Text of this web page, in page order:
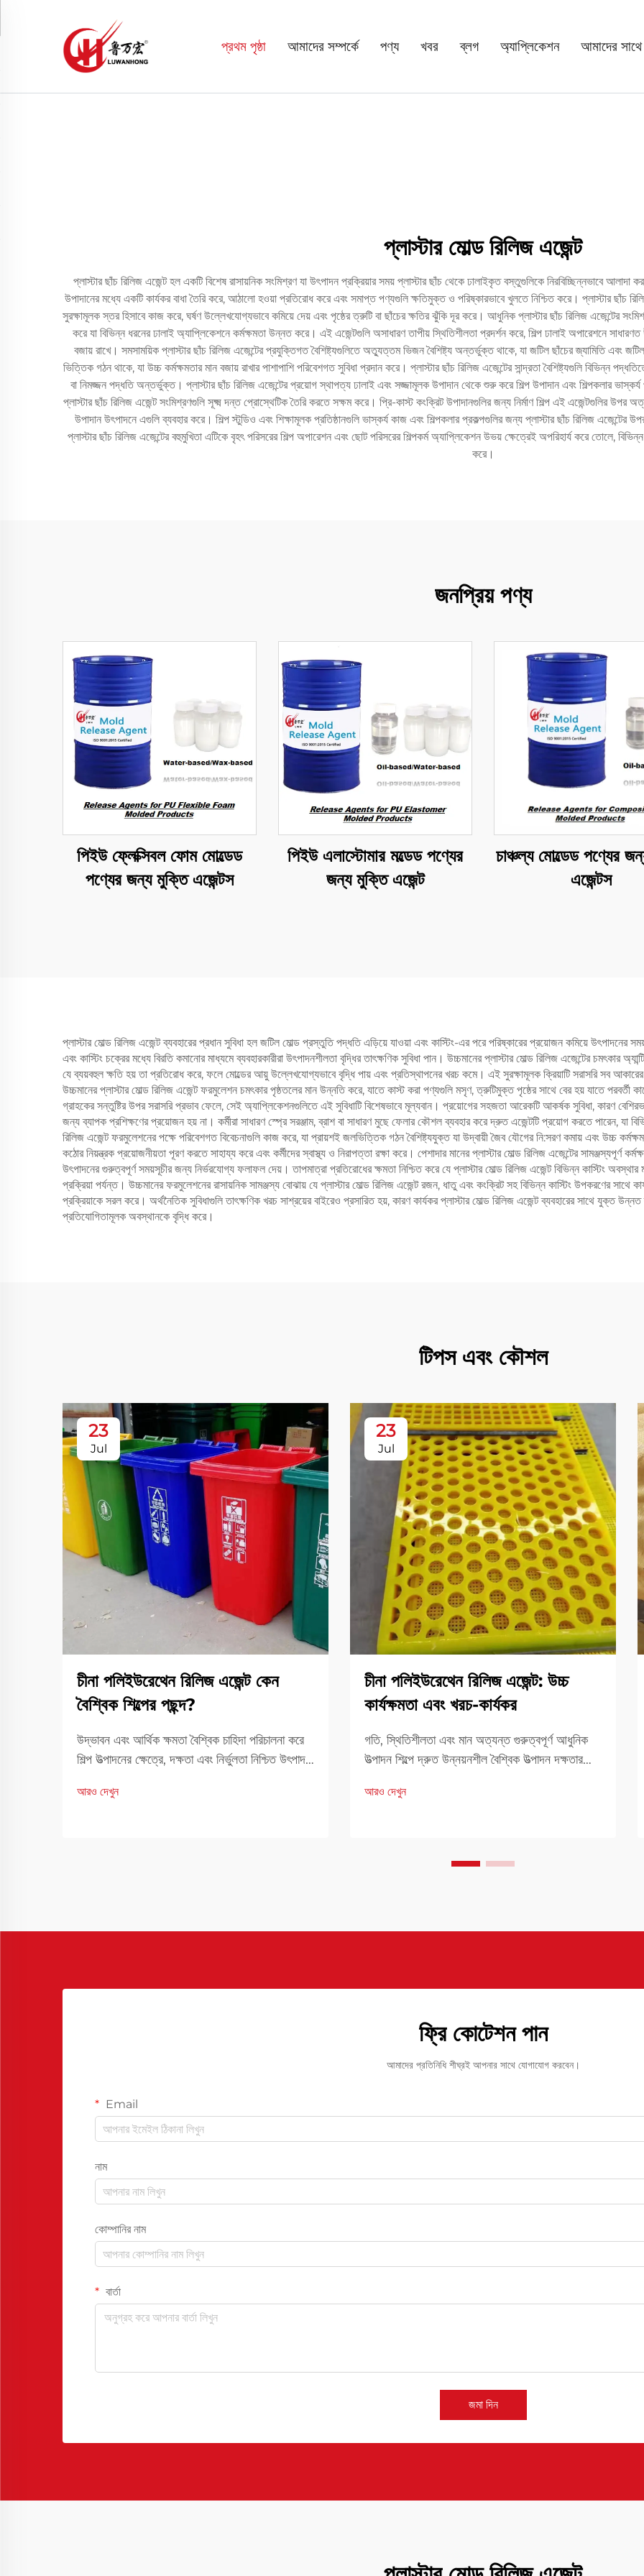
প্রথম পৃষ্ঠা আমাদের সম্পর্কে পণ্য খবর ব্লগ অ্যাপ্লিকেশন আমাদের
প্লাস্টার মোল্ড রিলিজ এজেন্ট
প্লাস্টার ছাঁচ রিলিজ এজেন্ট হল একটি বিশেষ রাসায়নিক সংমিশ্রণ যা উৎপাদন প্রক্রিয়ার সময় প্লাস্টার ছাঁচ থেকে ঢালাইকৃত বস্তুগুলিকে নিরবিচ্ছিন্নভাবে আলাদা
উপাদানের মধ্যে একটি কার্যকর বাধা তৈরি করে, আঠালো হওয়া প্রতিরোধ করে এবং সমাপ্ত পণ্যগুলি ক্ষতিমুক্ত ও পরিষ্কারভাবে খুলতে নিশ্চিত করে। প্লাস্টার ছাঁচ
সুরক্ষামূলক স্তর হিসাবে কাজ করে, ঘর্ষণ উল্লেখযোগ্যভাবে কমিয়ে দেয় এবং পৃষ্ঠের ত্রুটি বা ছাঁচের ক্ষতির ঝুঁকি দূর করে। আধুনিক প্লাস্টার ছাঁচ রিলিজ এজেন্টের
করে যা বিভিন্ন ধরনের ঢালাই অ্যাপ্লিকেশনে কর্মক্ষমতা উন্নত করে। এই এজেন্টগুলি অসাধারণ তাপীয় স্থিতিশীলতা প্রদর্শন করে, শিল্প ঢালাই অপারেশনে সাধারণত
বজায় রাখে। সমসাময়িক প্লাস্টার ছাঁচ রিলিজ এজেন্টের প্রযুক্তিগত বৈশিষ্ট্যগুলিতে অত্যুত্তম ভিজন বৈশিষ্ট্য অন্তর্ভুক্ত থাকে, যা জটিল ছাঁচের জ্যামিতি এবং
ভিত্তিক গঠন থাকে, যা উচ্চ কর্মক্ষমতার মান বজায় রাখার পাশাপাশি পরিবেশগত সুবিধা প্রদান করে। প্লাস্টার ছাঁচ রিলিজ এজেন্টের সান্দ্রতা বৈশিষ্ট্যগুলি বিভিন্ন
বা নিমজ্জন পদ্ধতি অন্তর্ভুক্ত। প্লাস্টার ছাঁচ রিলিজ এজেন্টের প্রয়োগ স্থাপত্য ঢালাই এবং সজ্জামূলক উপাদান থেকে শুরু করে শিল্প উপাদান এবং শিল্পকলার ভাস্কর্য
প্লাস্টার ছাঁচ রিলিজ এজেন্ট সংমিশ্রণগুলি সূক্ষ্ম দন্ত প্রোস্থেটিক তৈরি করতে সক্ষম করে। প্রি-কাস্ট কংক্রিট উপাদানগুলির জন্য নির্মাণ শিল্প এই এজেন্টগুলির
উপাদান উৎপাদনে এগুলি ব্যবহার করে। শিল্প স্টুডিও এবং শিক্ষামূলক প্রতিষ্ঠানগুলি ভাস্কর্য কাজ এবং শিল্পকলার প্রকল্পগুলির জন্য প্লাস্টার ছাঁচ রিলিজ এজেন্টের
প্লাস্টার ছাঁচ রিলিজ এজেন্টের বহুমুখিতা এটিকে বৃহৎ পরিসরের শিল্প অপারেশন এবং ছোট পরিসরের শিল্পকর্ম অ্যাপ্লিকেশন উভয় ক্ষেত্রেই অপরিহার্য করে তোলে,
করে।
জনপ্রিয় পণ্য
পিইউ ফ্লেক্সিবল ফোম মোল্ডেড
পণ্যের জন্য মুক্তি এজেন্টস
পিইউ এলাস্টোমার মল্ডেড পণ্যের
জন্য মুক্তি এজেন্ট
চাঞ্চল্য মোল্ডেড পণ্যের
এজেন্টস
প্লাস্টার মোল্ড রিলিজ এজেন্ট ব্যবহারের প্রধান সুবিধা হল জটিল মোল্ড প্রস্তুতি পদ্ধতি এড়িয়ে যাওয়া এবং কাস্টিং-এর পরে পরিষ্কারের প্রয়োজন কমিয়ে
এবং কাস্টিং চক্রের মধ্যে বিরতি কমানোর মাধ্যমে ব্যবহারকারীরা উৎপাদনশীলতা বৃদ্ধির তাৎক্ষণিক সুবিধা পান। উচ্চমানের প্লাস্টার মোল্ড রিলিজ এজেন্টের চমৎকার
যে ব্যয়বহুল ক্ষতি হয় তা প্রতিরোধ করে, ফলে মোল্ডের আয়ু উল্লেখযোগ্যভাবে বৃদ্ধি পায় এবং প্রতিস্থাপনের খরচ কমে। এই সুরক্ষামূলক ক্রিয়াটি সরাসরি সব
উচ্চমানের প্লাস্টার মোল্ড রিলিজ এজেন্ট ফরমুলেশন চমৎকার পৃষ্ঠতলের মান উন্নতি করে, যাতে কাস্ট করা পণ্যগুলি মসৃণ, ত্রুটিমুক্ত পৃষ্ঠের সাথে বের হয় যাতে
গ্রাহকের সন্তুষ্টির উপর সরাসরি প্রভাব ফেলে, সেই অ্যাপ্লিকেশনগুলিতে এই সুবিধাটি বিশেষভাবে মূল্যবান। প্রয়োগের সহজতা আরেকটি আকর্ষক সুবিধা, কারণ
জন্য ব্যাপক প্রশিক্ষণের প্রয়োজন হয় না। কর্মীরা সাধারণ স্প্রে সরঞ্জাম, ব্রাশ বা সাধারণ মুছে ফেলার কৌশল ব্যবহার করে দ্রুত এজেন্টটি প্রয়োগ করতে পারেন, যা
রিলিজ এজেন্ট ফরমুলেশনের পক্ষে পরিবেশগত বিবেচনাগুলি কাজ করে, যা প্রায়শই জলভিত্তিক গঠন বৈশিষ্ট্যযুক্ত যা উদ্বায়ী জৈব যৌগের নি:সরণ কমায় এবং উচ্চ
কঠোর নিয়ন্ত্রক প্রয়োজনীয়তা পূরণ করতে সাহায্য করে এবং কর্মীদের স্বাস্থ্য ও নিরাপত্তা রক্ষা করে। পেশাদার মানের প্লাস্টার মোল্ড রিলিজ এজেন্টের সামঞ্জস্যপূর্ণ
উৎপাদনের গুরুত্বপূর্ণ সময়সূচীর জন্য নির্ভরযোগ্য ফলাফল দেয়। তাপমাত্রা প্রতিরোধের ক্ষমতা নিশ্চিত করে যে প্লাস্টার মোল্ড রিলিজ এজেন্ট বিভিন্ন কাস্টিং
প্রক্রিয়া পর্যন্ত। উচ্চমানের ফরমুলেশনের রাসায়নিক সামঞ্জস্য বোঝায় যে প্লাস্টার মোল্ড রিলিজ এজেন্ট রজন, ধাতু এবং কংক্রিট সহ বিভিন্ন কাস্টিং উপকরণের সাথে
প্রক্রিয়াকে সরল করে। অর্থনৈতিক সুবিধাগুলি তাৎক্ষণিক খরচ সাশ্রয়ের বাইরেও প্রসারিত হয়, কারণ কার্যকর প্লাস্টার মোল্ড রিলিজ এজেন্ট ব্যবহারের সাথে যুক্ত
প্রতিযোগিতামূলক অবস্থানকে বৃদ্ধি করে।
টিপস এবং কৌশল
23
Jul
চীনা পলিইউরেথেন রিলিজ এজেন্ট কেন
বৈশ্বিক শিল্পের পছন্দ?
উদ্ভাবন এবং আর্থিক ক্ষমতা বৈশ্বিক চাহিদা পরিচালনা করে
শিল্প উত্পাদনের ক্ষেত্রে, দক্ষতা এবং নির্ভুলতা নিশ্চিত উৎপাদন
চীনা পলিইউরেথেন রিলিজ এজেন্ট একটি গুরুত্বপূর্ণ সমাধান
আরও দেখুন
23
Jul
চীনা পলিইউরেথেন রিলিজ এজেন্ট: উচ্চ
কার্যক্ষমতা এবং খরচ-কার্যকর
গতি, স্থিতিশীলতা এবং মান অত্যন্ত গুরুত্বপূর্ণ আধুনিক
উত্পাদন শিল্পে দ্রুত উন্নয়নশীল বৈশ্বিক উত্পাদন দক্ষতার
প্রক্রিয়াকরণ সহায়কগুলির পছন্দ মোট ফলাফলকে
আরও দেখুন
ফ্রি কোটেশন পান
আমাদের প্রতিনিধি শীঘ্রই আপনার সাথে যোগাযোগ করবেন।
Email
নাম
কোম্পানির নাম
বার্তা
জমা দিন